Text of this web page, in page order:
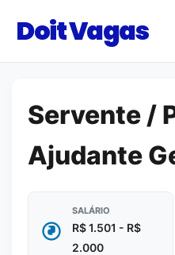
Doit Vagas
Servente /
Ajudante
SALÁRIO
R$ 1.501 - R$
2.000